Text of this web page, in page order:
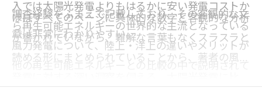
調査経験をふまえて記載しており、その客観的な文
章は非常にわかりやすい。
入では太陽光発電よりもはるかに安い発電コストか
ら再生可能エネルギーの世界的な主流となっている
風力発電について、陸上・洋上の違いやメリットが
いることで、読み手の興味を引く。そこから海外の
ほぼすべてのページに具体的な数字と客観的な分析
が書かれていながら、難解な言葉もなくスラスラと
読める形にまとめられていることから、著者の風力